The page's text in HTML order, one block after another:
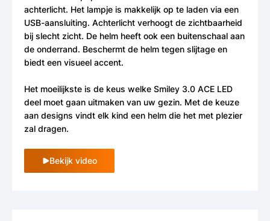
achterlicht. Het lampje is makkelijk op te laden via een
USB-aansluiting. Achterlicht verhoogt de zichtbaarheid
bij slecht zicht. De helm heeft ook een buitenschaal aan
de onderrand. Beschermt de helm tegen slijtage en
biedt een visueel accent.
Het moeilijkste is de keus welke Smiley 3.0 ACE LED
deel moet gaan uitmaken van uw gezin. Met de keuze
aan designs vindt elk kind een helm die het met plezier
zal dragen.
Bekijk video